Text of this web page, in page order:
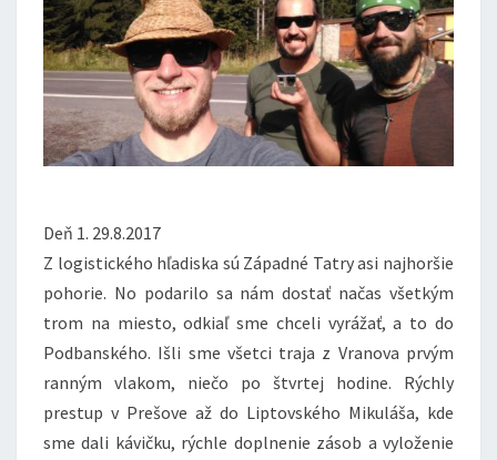
Deň 1. 29.8.2017
Z logistického hľadiska sú Západné Tatry asi najhoršie
pohorie. No podarilo sa nám dostať načas všetkým
trom na miesto, odkiaľ sme chceli vyrážať, a to do
Podbanského. Išli sme všetci traja z Vranova prvým
ranným vlakom, niečo po štvrtej hodine. Rýchly
prestup v Prešove až do Liptovského Mikuláša, kde
sme dali kávičku, rýchle doplnenie zásob a vyloženie